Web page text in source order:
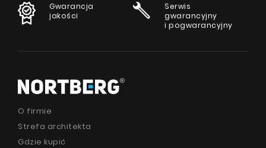
Gwarancja
jakości
Serwis
gwarancyjny
i pogwarancyjny
O firmie
Strefa architekta
Gdzie kupić